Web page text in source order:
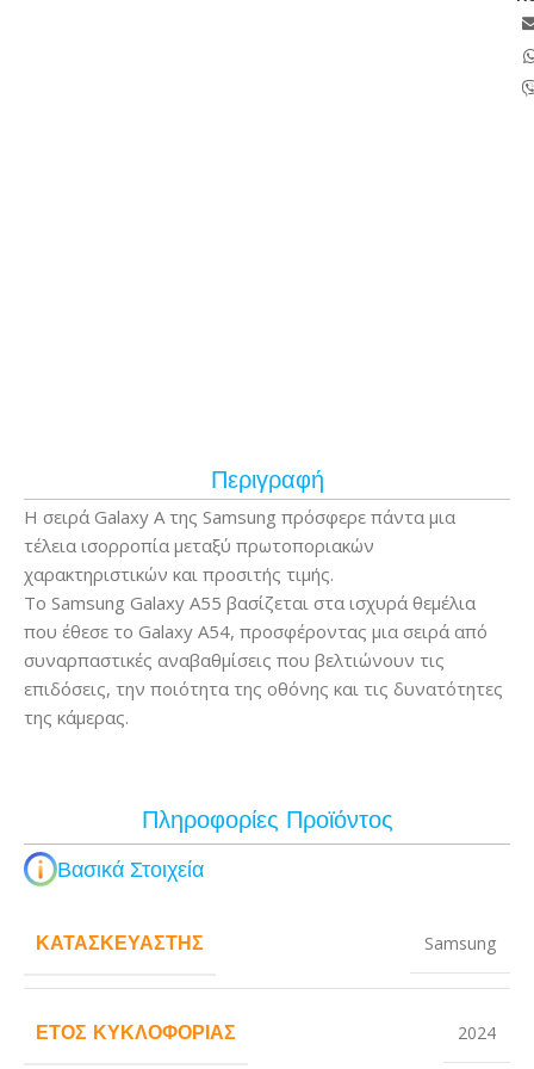
Περιγραφή
Η σειρά Galaxy A της Samsung πρόσφερε πάντα μια
τέλεια ισορροπία μεταξύ πρωτοποριακών
χαρακτηριστικών και προσιτής τιμής.
Το Samsung Galaxy A55 βασίζεται στα ισχυρά θεμέλια
που έθεσε το Galaxy A54, προσφέροντας μια σειρά από
συναρπαστικές αναβαθμίσεις που βελτιώνουν τις
επιδόσεις, την ποιότητα της οθόνης και τις δυνατότητες
της κάμερας.
Πληροφορίες Προϊόντος
Βασικά Στοιχεία
ΚΑΤΑΣΚΕΥΑΣΤΉΣ Samsung
ΈΤΟΣ ΚΥΚΛΟΦΟΡΊΑΣ 2024